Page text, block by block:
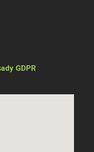
GDPR